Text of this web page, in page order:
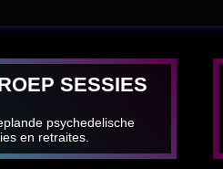
SESSIES
psychedelische
en retraites.